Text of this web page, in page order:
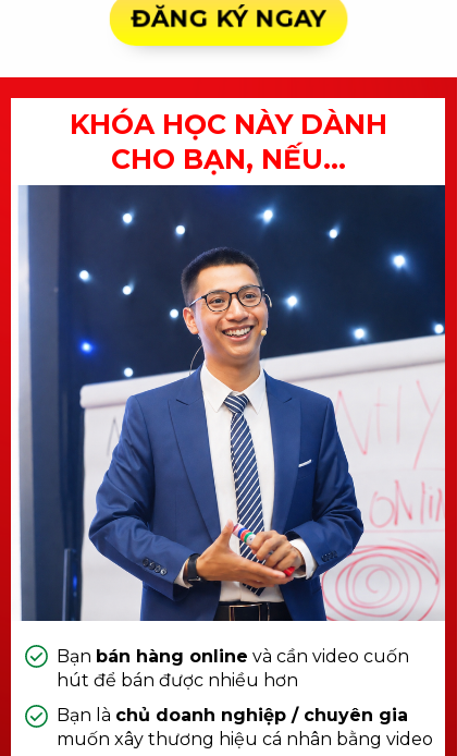
ĐĂNG KÝ NGAY
KHÓA HỌC NÀY DÀNH
CHO BẠN, NẾU…
Bạn là chủ doanh nghiệp / chuyên gia
muốn xây thương hiệu cá nhân bằng video
Bạn bán hàng online và cần video cuốn
hút để bán được nhiều hơn